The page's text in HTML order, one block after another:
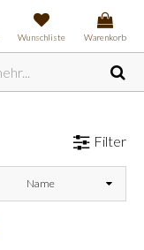
Wunschliste Warenkorb
Filter
Name